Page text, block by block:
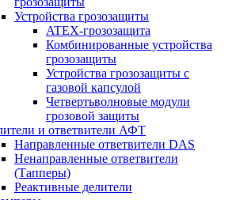
Устройства грозозащиты
ATEX-грозозащита
Комбинированные устройства
грозозащиты
Устройства грозозащиты с
газовой капсулой
Четвертьволновые модули
грозовой защиты
и ответвители АФТ
Направленные ответвители DAS
Ненаправленные ответвители
(Тапперы)
Реактивные делители